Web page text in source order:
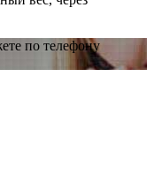
по телефону